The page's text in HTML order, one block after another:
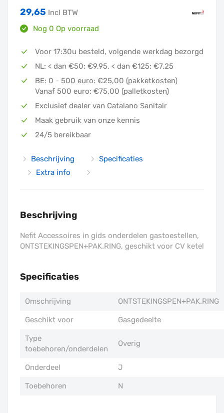
29,65 Incl BTW
Nog 0 Op voorraad
Voor 17:30u besteld, volgende werkdag bezorgd
NL: < dan €50: €9,95, < dan €125: €7,25
BE: 0 - 500 euro: €25,00 (pakketkosten)
Vanaf 500 euro: €75,00 (palletkosten)
Exclusief dealer van Catalano Sanitair
Maak gebruik van onze kennis
24/5 bereikbaar
Beschrijving
Specificaties
Extra info
Beschrijving
Nefit Accessoires in gids onderdelen gastoestellen,
ONTSTEKINGSPEN+PAK.RING, geschikt voor CV ketel
Specificaties
Omschrijving ONTSTEKINGSPEN+PAK.RING
Geschikt voor Gasgedeelte
Type
toebehoren/onderdelen
Overig
Onderdeel J
Toebehoren N